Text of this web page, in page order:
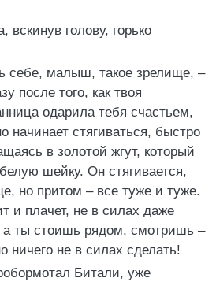
вскинув голову, горько
себе, малыш, такое зрелище, –
после того, как твоя
одарила тебя счастьем,
начинает стягиваться, быстро
в золотой жгут, который
шейку. Он стягивается,
но притом – все туже и туже.
и плачет, не в силах даже
ты стоишь рядом, смотришь –
ничего не в силах сделать!
Битали, уже